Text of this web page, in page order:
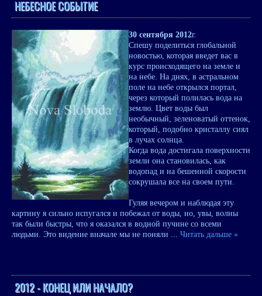
НЕБЕСНОЕ СОБЫТИЕ
30 сентября 2012г.
Спешу поделиться глобальной
новостью, которая введет вас в
курс происходящего на земле и
на небе. На днях, в астральном
поле на небе открылся портал,
через который полилась вода на
землю. Цвет воды был
необычный, зеленоватый оттенок,
который, подобно кристаллу сиял
в лучах солнца.
Когда вода достигала поверхности
земли она становилась, как
водопад и на бешенной скорости
сокрушала все на своем пути.
Гуляя вечером и наблюдая эту
картину я сильно испугался и побежал от воды, но, увы, волны
так были быстры, что я оказался в водной пучине со всеми
людьми. Это видение вначале мы не поняли ... Читать дальше »
2012 - КОНЕЦ ИЛИ НАЧАЛО?